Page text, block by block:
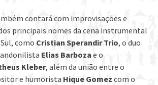
contará com improvisações e
principais nomes da cena instrumental
como Cristian Sperandir Trio, o duo
Elias Barboza e o
Kleber, além da união entre o
e humorista Hique Gomez com o